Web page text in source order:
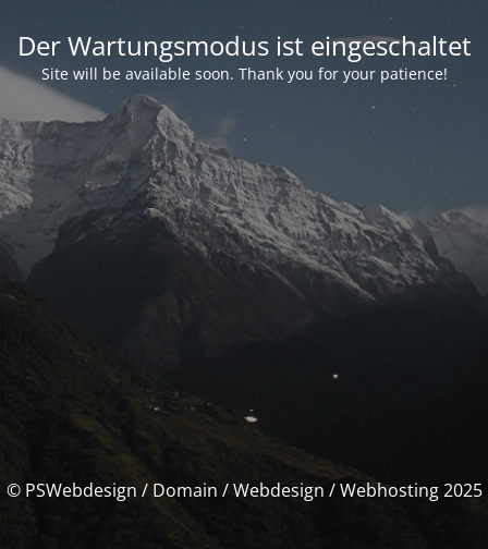
Der Wartungsmodus ist eingeschaltet
Site will be available soon. Thank you for your patience!
© PSWebdesign / Domain / Webdesign / Webhosting 2025